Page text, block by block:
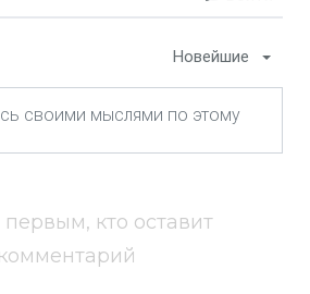
Новейшие
первым, кто оставит
комментарий